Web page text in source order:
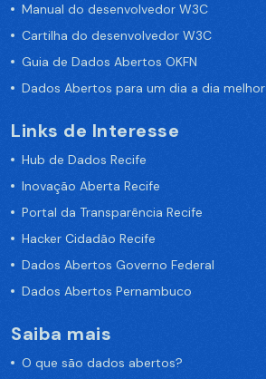
Manual do desenvolvedor W3C
Cartilha do desenvolvedor W3C
Guia de Dados Abertos OKFN
Dados Abertos para um dia a dia melhor
Links de Interesse
Hub de Dados Recife
Inovação Aberta Recife
Portal da Transparência Recife
Hacker Cidadão Recife
Dados Abertos Governo Federal
Dados Abertos Pernambuco
Saiba mais
O que são dados abertos?